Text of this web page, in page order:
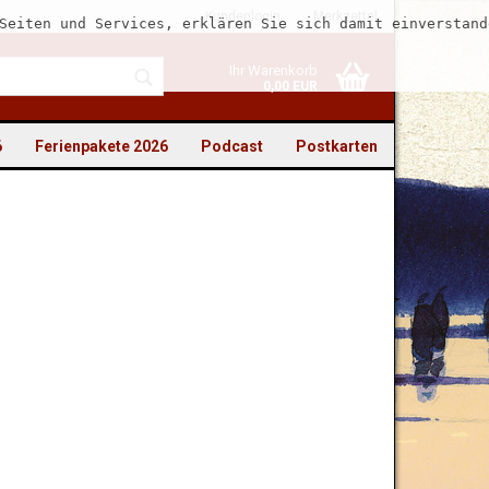
Kundenlogin Merkzettel
Ihr Warenkorb
0,00 EUR
und Services, erklären Sie sich damit
Postkarten
Podcast
Ferienpakete 2026